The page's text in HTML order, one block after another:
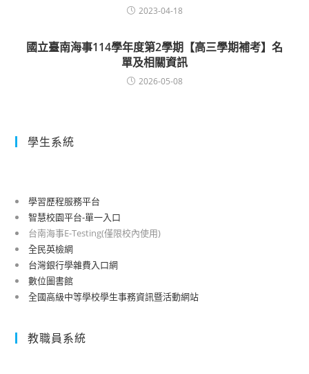
2023-04-18
國立臺南海事114學年度第2學期【高三學期補考】名
單及相關資訊
2026-05-08
學生系統
學習歷程服務平台
智慧校園平台-單一入口
台南海事E-Testing(僅限校內使用)
全民英檢網
台灣銀行學雜費入口網
數位圖書館
全國高級中等學校學生事務資訊暨活動網站
教職員系統